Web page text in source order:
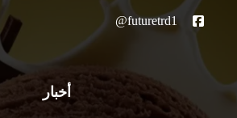
futuretrd1@
أخبار